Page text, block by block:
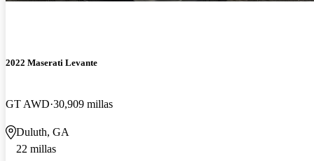
2022 Maserati Levante
GT AWD 30,909 millas
Duluth, GA
22 millas